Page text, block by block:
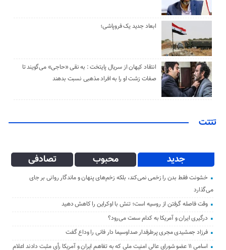
ابعاد جدید یک فروپاشی؛
انتقاد کیهان از سریال پایتخت : به نقی «حاجی» می‌گویند تا
صفات زشت او را به افراد مذهبی نسبت بدهند
تتتت
جدید محبوب تصادفی
خشونت فقط بدن را زخمی نمی‌کند، بلکه زخم‌های پنهان و ماندگار روانی بر جای
می‌گذارد
وقت فاصله گرفتن از روسیه است؛ تنش با اوکراین را کاهش دهید
درگیری ایران و آمریکا به کدام سمت می‌رود؟
فرزاد جمشیدی مجری پرطرفدار صداوسیما دار فانی را وداع گفت
اسامی ۱۱ عضو شورای عالی امنیت ملی که به تفاهم ایران و آمریکا رأی مثبت دادند اعلام